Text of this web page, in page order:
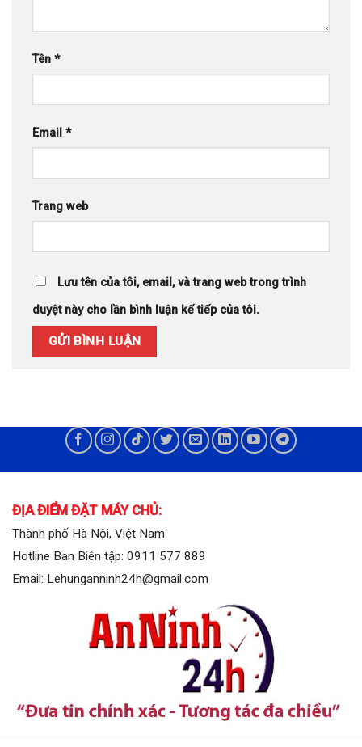
Tên *
Email *
Trang web
Lưu tên của tôi, email, và trang web trong trình
duyệt này cho lần bình luận kế tiếp của tôi.
ĐỊA ĐIỂM ĐẶT MÁY CHỦ:
Thành phố Hà Nội, Việt Nam
Hotline Ban Biên tập: 0911 577 889
Email: Lehunganninh24h@gmail.com